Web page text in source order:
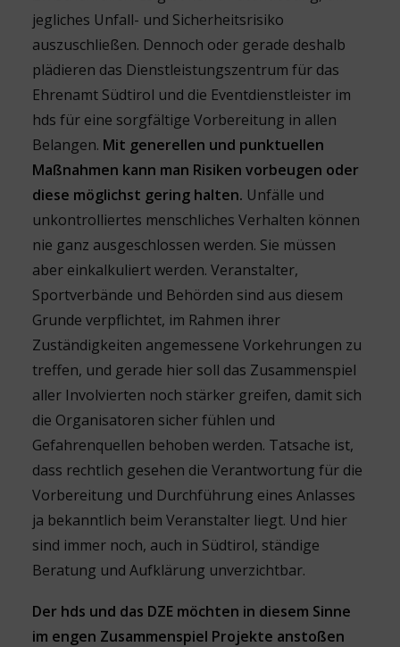
jegliches Unfall- und Sicherheitsrisiko
auszuschließen. Dennoch oder gerade deshalb
plädieren das Dienstleistungszentrum für das
Ehrenamt Südtirol und die Eventdienstleister im
hds für eine sorgfältige Vorbereitung in allen
Belangen. Mit generellen und punktuellen
Maßnahmen kann man Risiken vorbeugen oder
diese möglichst gering halten. Unfälle und
unkontrolliertes menschliches Verhalten können
nie ganz ausgeschlossen werden. Sie müssen
aber einkalkuliert werden. Veranstalter,
Sportverbände und Behörden sind aus diesem
Grunde verpflichtet, im Rahmen ihrer
Zuständigkeiten angemessene Vorkehrungen zu
treffen, und gerade hier soll das Zusammenspiel
aller Involvierten noch stärker greifen, damit sich
die Organisatoren sicher fühlen und
Gefahrenquellen behoben werden. Tatsache ist,
dass rechtlich gesehen die Verantwortung für die
Vorbereitung und Durchführung eines Anlasses
ja bekanntlich beim Veranstalter liegt. Und hier
sind immer noch, auch in Südtirol, ständige
Beratung und Aufklärung unverzichtbar.
Der hds und das DZE möchten in diesem Sinne
im engen Zusammenspiel Projekte anstoßen